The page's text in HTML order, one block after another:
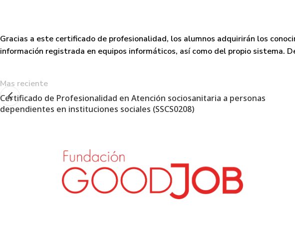
Gracias a este certificado de profesionalidad, los alumnos adquirirán los
información registrada en equipos informáticos, así como del propio sistema.
Mas reciente
Certificado de Profesionalidad en Atención sociosanitaria a personas
dependientes en instituciones sociales (SSCS0208)